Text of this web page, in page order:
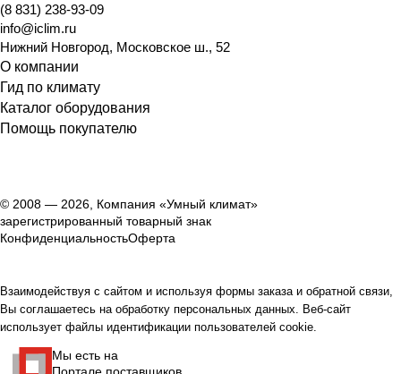
(8 831) 238-93-09
info@iclim.ru
Нижний Новгород, Московское ш., 52
О компании
Гид по климату
Каталог оборудования
Помощь покупателю
© 2008 — 2026, Компания «Умный климат»
зарегистрированный товарный знак
КонфиденциальностьОферта
Взаимодействуя с сайтом и используя формы заказа и обратной связи,
Вы соглашаетесь на обработку персональных данных. Веб-сайт
использует файлы идентификации пользователей cookie.
Мы есть на
Портале поставщиков